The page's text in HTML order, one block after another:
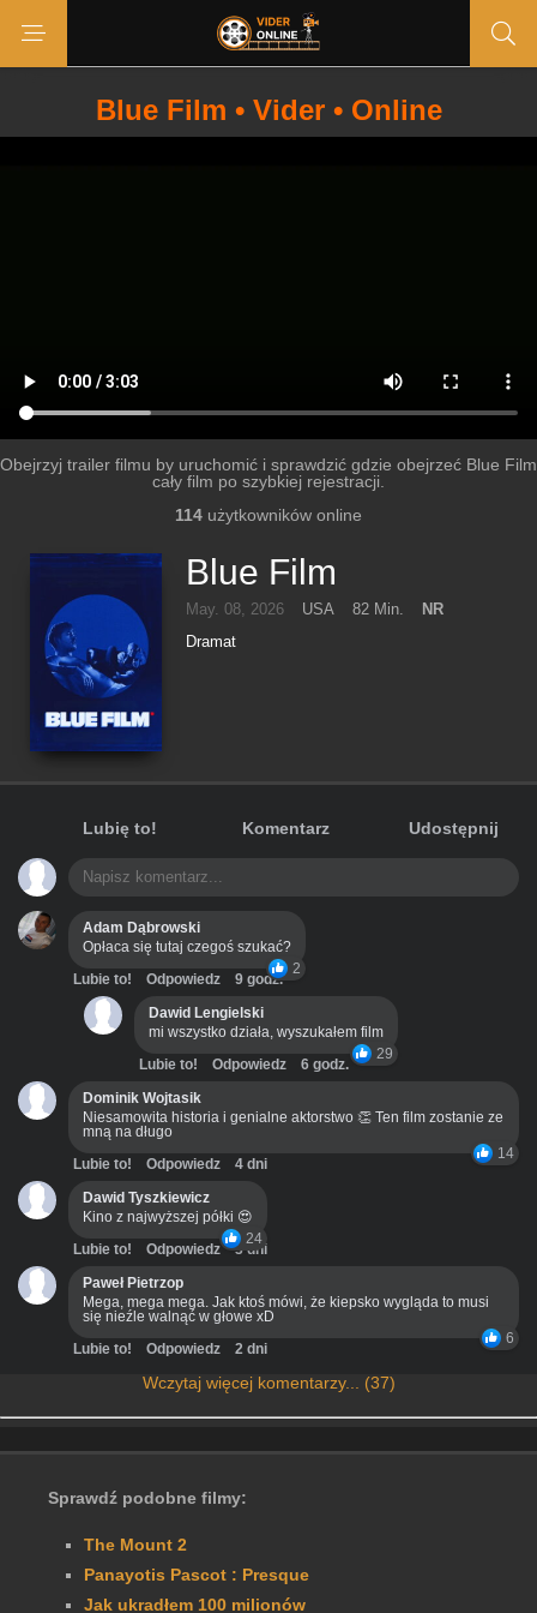
Blue Film • Vider • Online
Obejrzyj trailer filmu by uruchomić i sprawdzić gdzie obejrzeć Blue Film
cały film po szybkiej rejestracji.
114 użytkowników online
Blue Film
May. 08, 2026 USA 82 Min.
NR
Dramat
Lubię to! Komentarz Udostępnij
Adam Dąbrowski
Opłaca się tutaj czegoś szukać?
2
Lubie to! Odpowiedz
9 godz.
Dawid Lengielski
mi wszystko działa, wyszukałem film
29
Lubie to! Odpowiedz
6 godz.
Dominik Wojtasik
Niesamowita historia i genialne aktorstwo 👏 Ten film zostanie ze
mną na długo
14
Lubie to! Odpowiedz
4 dni
Dawid Tyszkiewicz
Kino z najwyższej półki 😍
24
Lubie to! Odpowiedz
3 dni
Paweł Pietrzop
Mega, mega mega. Jak ktoś mówi, że kiepsko wygląda to musi
się nieźle walnąć w głowe xD
6
Lubie to! Odpowiedz 2 dni
Wczytaj więcej komentarzy... (37)
Sprawdź podobne filmy:
The Mount 2
Panayotis Pascot : Presque
Jak ukradłem 100 milionów